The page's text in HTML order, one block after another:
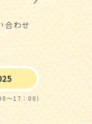
合わせ
～17：00）